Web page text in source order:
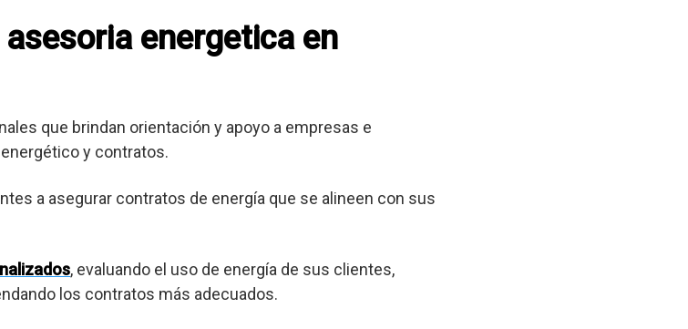
energetica en
que brindan orientación y apoyo a empresas e
y contratos.
a asegurar contratos de energía que se alineen con sus
, evaluando el uso de energía de sus clientes,
los contratos más adecuados.